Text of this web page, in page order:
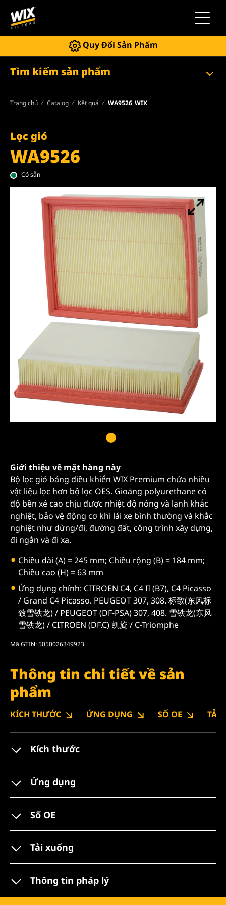
Quy Đổi Sản Phẩm
Tìm kiếm sản phẩm
Trang chủ Catalog Kết quả WA9526_WIX
Lọc gió
WA9526
Có sẵn
Giới thiệu về mặt hàng này
Bộ lọc gió bảng điều khiển WIX Premium chứa nhiều
vật liệu lọc hơn bộ lọc OES. Gioăng polyurethane có
độ bền xé cao chịu được nhiệt độ nóng và lạnh khắc
nghiệt, bảo vệ động cơ khi lái xe bình thường và khắc
nghiệt như dừng/đi, đường đất, công trình xây dựng,
đi ngắn và đi xa.
Chiều dài (A) = 245 mm; Chiều rộng (B) = 184 mm;
Chiều cao (H) = 63 mm
Ứng dụng chính: CITROEN C4, C4 II (B7), C4 Picasso
/ Grand C4 Picasso. PEUGEOT 307, 308. 标致(东风标
致雪铁龙) / PEUGEOT (DF-PSA) 307, 408. 雪铁龙(东风
雪铁龙) / CITROEN (DF.C) 凯旋 / C-Triomphe
Mã GTIN: 5050026349923
Thông tin chi tiết về sản
phẩm
KÍCH THƯỚC ỨNG DỤNG SỐ OE TẢI
Kích thước
Ứng dụng
Số OE
Tải xuống
Thông tin pháp lý